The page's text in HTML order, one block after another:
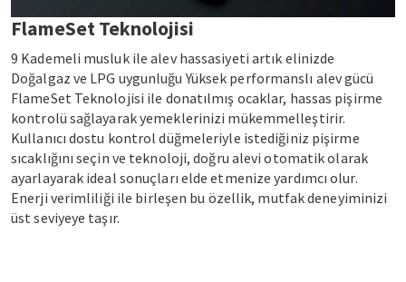
FlameSet Teknolojisi
9 Kademeli musluk ile alev hassasiyeti artık elinizde
Doğalgaz ve LPG uygunluğu Yüksek performanslı alev gücü
FlameSet Teknolojisi ile donatılmış ocaklar, hassas pişirme
kontrolü sağlayarak yemeklerinizi mükemmelleştirir.
Kullanıcı dostu kontrol düğmeleriyle istediğiniz pişirme
sıcaklığını seçin ve teknoloji, doğru alevi otomatik olarak
ayarlayarak ideal sonuçları elde etmenize yardımcı olur.
Enerji verimliliği ile birleşen bu özellik, mutfak deneyiminizi
üst seviyeye taşır.